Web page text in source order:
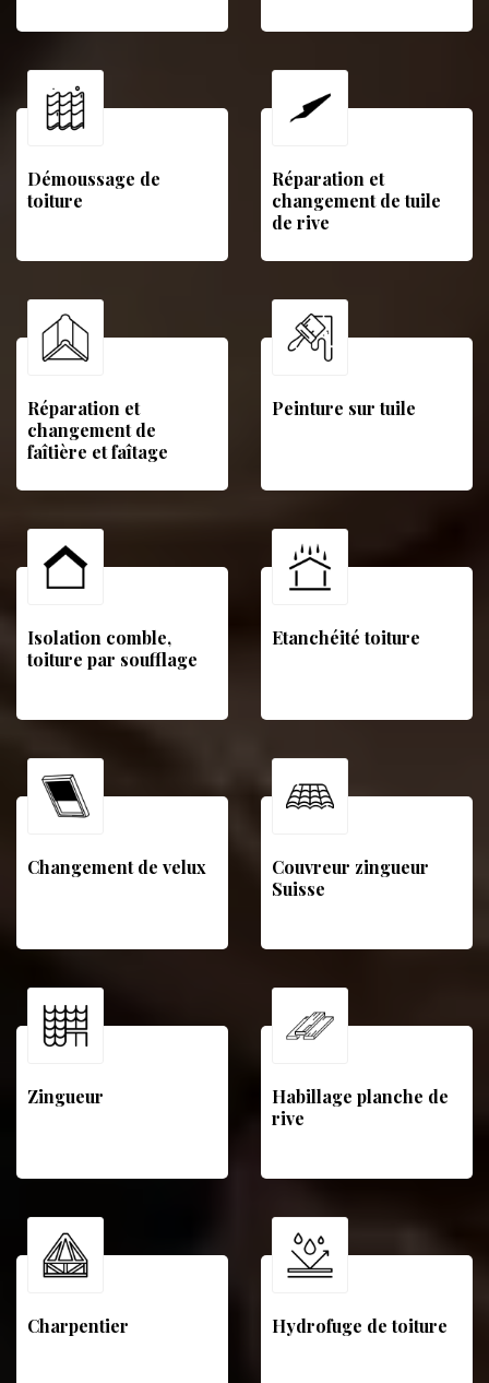
Démoussage de
toiture
Réparation et
changement de tuile
de rive
Réparation et
changement de
faîtière et faîtage
Peinture sur tuile
Isolation comble,
toiture par soufflage
Etanchéité toiture
Changement de velux
Couvreur zingueur
Suisse
Zingueur
Habillage planche de
rive
Charpentier Hydrofuge de toiture